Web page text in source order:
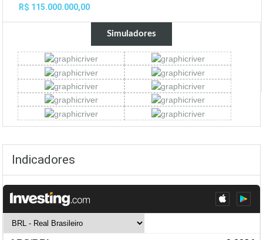
R$ 115.000.000,00
Simuladores
Indicadores